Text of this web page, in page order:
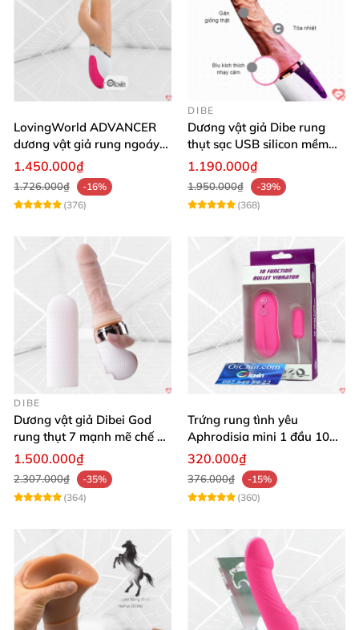
LovingWorld ADVANCER
dương vật giả rung ngoáy
thụt 7 chế độ
1.450.000₫
1.726.000₫
-16%
(376)
DIBE
Dương vật giả Dibe rung
thụt sạc USB silicon mềm
mại thật
1.190.000₫
1.950.000₫
-39%
(368)
DIBE
Dương vật giả Dibei God
rung thụt 7 mạnh mẽ chế độ
tỏa nhiệt
1.500.000₫
2.307.000₫
-35%
(364)
Trứng rung tình yêu
Aphrodisia mini 1 đầu 10
chế độ rung đa năng
320.000₫
376.000₫
-15%
(360)